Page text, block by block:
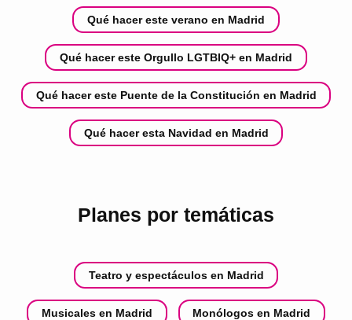
Qué hacer este verano en Madrid
Qué hacer este Orgullo LGTBIQ+ en Madrid
Qué hacer este Puente de la Constitución en Madrid
Qué hacer esta Navidad en Madrid
Planes por temáticas
Teatro y espectáculos en Madrid
Musicales en Madrid Monólogos en Madrid